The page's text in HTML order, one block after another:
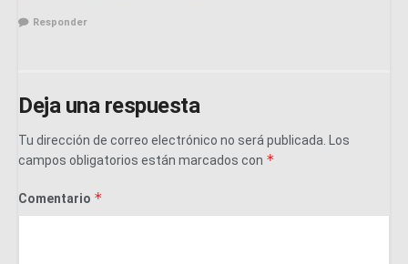
Responder
Deja una respuesta
Tu dirección de correo electrónico no será publicada. Los
campos obligatorios están marcados con *
Comentario *